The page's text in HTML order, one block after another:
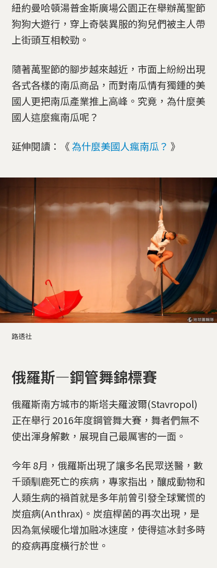
紐約曼哈頓湯普金斯廣場公園正在舉辦萬聖節
狗狗大遊行，穿上奇裝異服的狗兒們被主人帶
上街頭互相較勁。
隨著萬聖節的腳步越來越近，市面上紛紛出現
各式各樣的南瓜商品，而對南瓜情有獨鍾的美
國人更把南瓜產業推上高峰。究竟，為什麼美
國人這麼瘋南瓜呢？
延伸閱讀：《 為什麼美國人瘋南瓜？ 》
路透社
俄羅斯—鋼管舞錦標賽
俄羅斯南方城市的斯塔夫羅波爾(Stavropol)
正在舉行 2016年度鋼管舞大賽，舞者們無不
使出渾身解數，展現自己最厲害的一面。
今年 8月，俄羅斯出現了讓多名民眾送醫，數
千頭馴鹿死亡的疾病，專家指出，釀成動物和
人類生病的禍首就是多年前曾引發全球驚慌的
炭疽病(Anthrax)。炭疽桿菌的再次出現，是
因為氣候暖化增加融冰速度，使得這冰封多時
的疫病再度橫行於世。